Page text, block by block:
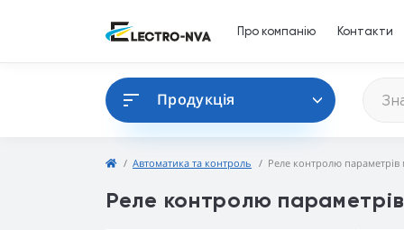
Про компанію Контакти
Продукція
Автоматика та контроль Реле контролю параметрів
Реле контролю